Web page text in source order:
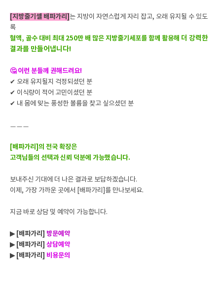
[지방줄기셀 배파가리] 는 지방이 자연스럽게 자리 잡고, 오래 유지될 수 있도
록
혈액, 골수 대비 최대 250만 배 많은 지방줄기세포를 함께 활용해 더 강력한
결과를 만들어냅니다!
🤔 이런 분들께 권해드려요!
✔ 오래 유지될지 걱정되셨던 분
✔ 이식량이 적어 고민이셨던 분
✔ 내 몸에 맞는 풍성한 볼륨을 찾고 싶으셨던 분
ㅡㅡㅡ
[배파가리]의 전국 확장은
고객님들의 선택과 신뢰 덕분에 가능했습니다.
보내주신 기대에 더 나은 결과로 보답하겠습니다.
이제, 가장 가까운 곳에서 [배파가리]를 만나보세요.
지금 바로 상담 및 예약이 가능합니다.
▶ [배파가리] 방문예약
▶ [배파가리] 상담예약
▶ [배파가리] 비용문의